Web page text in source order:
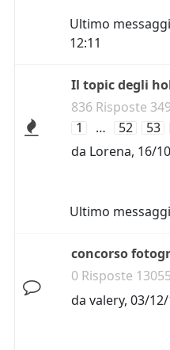
Ultimo
12:11
Il topic degli
836 Risposte
1
… 52 53
da Lorena, 16/
Ultimo
concorso
0 Risposte
da valery, 03/